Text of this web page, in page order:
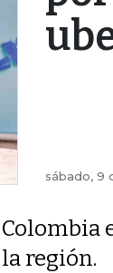
sábado, 9
Colombia
la región.